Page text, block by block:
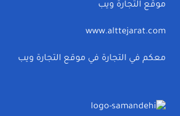
موقع التجارة ويب
www.alttejarat.com
معكم في التجارة في موقع التجارة ويب